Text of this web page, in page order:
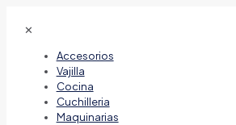
✕
Accesorios
Vajilla
Cocina
Cuchilleria
Maquinarias